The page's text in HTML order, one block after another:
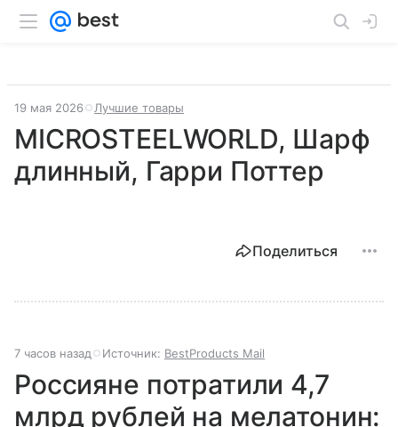
19 мая 2026 Лучшие товары
MICROSTEELWORLD, Шарф
длинный, Гарри Поттер
Поделиться
7 часов назад Источник: BestProducts Mail
Россияне потратили 4,7
млрд рублей на мелатонин: